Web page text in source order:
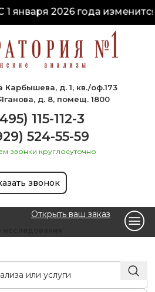
января 2026 года
Карбышева, д. 1, кв./оф.173
д. 8, помещ. 1800
115-112-3
524-55-59
звонки круглосуточно
звонок
Открыть ваш заказ